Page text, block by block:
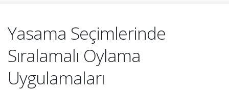
Yasama Seçimlerinde
Sıralamalı Oylama
Uygulamaları